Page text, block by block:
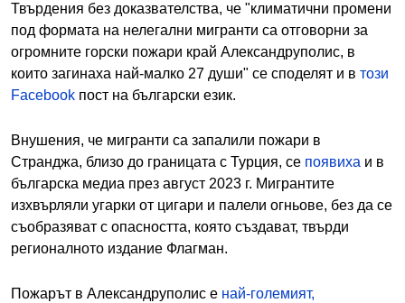
Твърдения без доказвателства, че "климатични промени
под формата на нелегални мигранти са отговорни за
огромните горски пожари край Александруполис, в
които загинаха най-малко 27 души" се споделят и в този
Facebook пост на български език.
Внушения, че мигранти са запалили пожари в
Странджа, близо до границата с Турция, се появиха и в
българска медиа през август 2023 г. Мигрантите
изхвърляли угарки от цигари и палели огньове, без да се
съобразяват с опасността, която създават, твърди
регионалното издание Флагман.
Пожарът в Александруполис е най-големият,